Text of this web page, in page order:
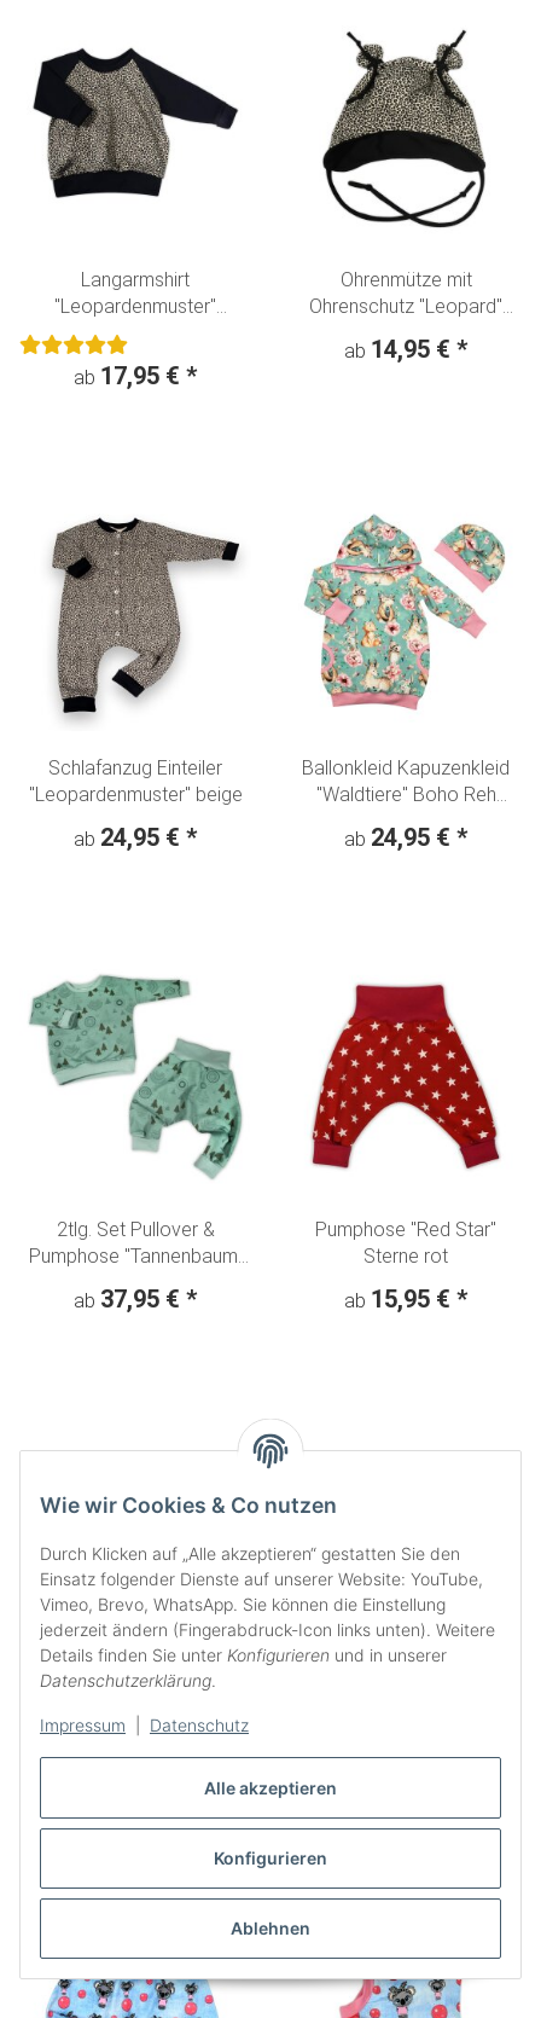
Alle akzeptieren
Konfigurieren
Ablehnen
Wie wir Cookies & Co nutzen
Durch Klicken auf „Alle akzeptieren“ gestatten Sie den
Einsatz folgender Dienste auf unserer Website: YouTube,
Vimeo, Brevo, WhatsApp. Sie können die Einstellung
jederzeit ändern (Fingerabdruck-Icon links unten). Weitere
Details finden Sie unter Konfigurieren und in unserer
Datenschutzerklärung.
Impressum Datenschutz
Langarmshirt
"Leopardenmuster"
Animalprint beige
ab 17,95 € *
Ohrenmütze mit
Ohrenschutz "Leopard"
ab 14,95 € *
Schlafanzug Einteiler
"Leopardenmuster" beige
ab 24,95 € *
Ballonkleid Kapuzenkleid
"Waldtiere" Boho Reh
ab 24,95 € *
2tlg. Set Pullover &
Pumphose "Tannenbaum"
atmint
ab 37,95 € *
Pumphose "Red Star"
Sterne rot
ab 15,95 € *
Sweater Pullover "Red
Star" Sterne rot
ab24,95 €* Preis auf Anfrage